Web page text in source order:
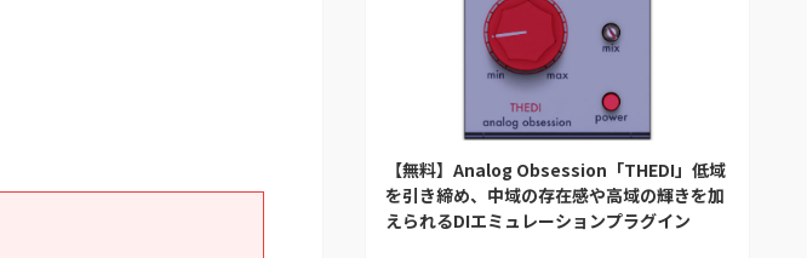
【無料】Analog Obsession「THEDI」低域
を引き締め、中域の存在感や高域の輝きを加
えられるDIエミュレーションプラグイン